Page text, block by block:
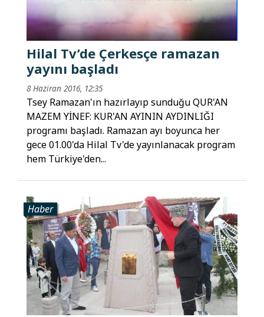
Hilal Tv’de Çerkesçe ramazan
yayını başladı
8 Haziran 2016, 12:35
Tsey Ramazan'ın hazırlayıp sunduğu QUR'AN
MAZEM YİNEF: KUR'AN AYININ AYDINLIĞI
programı başladı. Ramazan ayı boyunca her
gece 01.00'da Hilal Tv'de yayınlanacak program
hem Türkiye'den...
Haber